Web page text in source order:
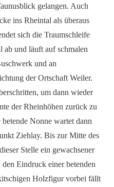
gelangen. Auch
ins Rheintal als überaus
sich die Traumschleife
ab und läuft auf schmalen
und an
der Ortschaft Weiler.
um dann wieder
der Rheinhöhen zurück zu
Nonne wartet dann
Ziehlay. Bis zur Mitte des
Stelle ein gewachsener
Eindruck einer betenden
Holzfigur vorbei fällt